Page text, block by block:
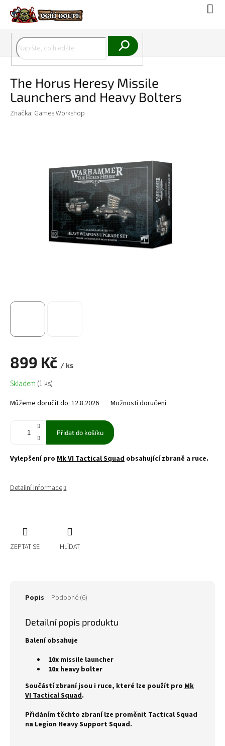
obsah
The Horus Heresy Missile
Launchers and Heavy Bolters
Značka: Games Workshop
899 Kč / ks
Měrná
cena:
Skladem (1 ks)
Můžeme doručit do: 12.8.2026 Možnosti doručení
Přidat do košíku
Vylepšení pro Mk VI Tactical Squad obsahující zbraně a ruce.
Detailní informace
ZEPTAT SE HLÍDAT
Popis Podobné (6)
Detailní popis produktu
Balení obsahuje
10x missile launcher
10x heavy bolter
Součástí zbraní jsou i ruce, které lze použít pro Mk
VI Tactical Squad.
Přidáním těchto zbraní lze proměnit Tactical Squad
na Legion Heavy Support Squad.